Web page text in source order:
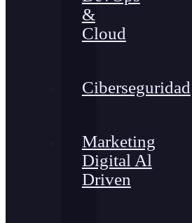
&
Cloud
Ciberseguridad
Marketing
Digital Al
Driven